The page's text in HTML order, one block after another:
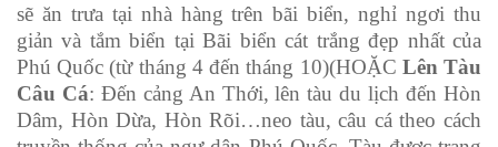
sẽ ăn trưa tại nhà hàng trên bãi biển, nghỉ ngơi thu
giản và tắm biển tại Bãi biển cát trắng đẹp nhất của
Phú Quốc (từ tháng 4 đến tháng 10)(HOẶC Lên Tàu
Câu Cá: Đến cảng An Thới, lên tàu du lịch đến Hòn
Dâm, Hòn Dừa, Hòn Rõi…neo tàu, câu cá theo cách